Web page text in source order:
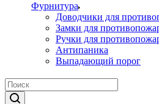
Фурнитура
Доводчики для
Замки для
Ручки для
Антипаника
Выпадающий порог